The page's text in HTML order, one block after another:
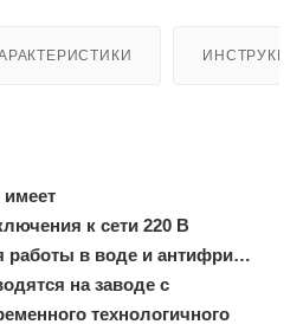
к сети 220 В
в воде и антифризе.
на заводе с
технологичного